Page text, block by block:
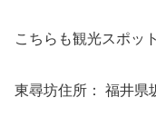
こちらも観光スポッ
東尋坊住所： 福井県